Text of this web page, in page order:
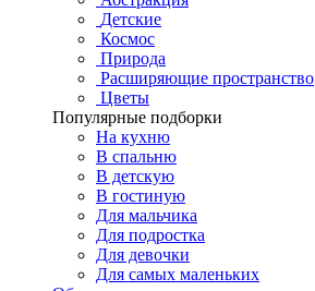
Детские
Космос
Природа
Расширяющие пространство
Цветы
Популярные подборки
На кухню
В спальню
В детскую
В гостиную
Для мальчика
Для подростка
Для девочки
Для самых маленьких